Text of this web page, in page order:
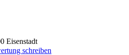
Eisenstadt
schreiben